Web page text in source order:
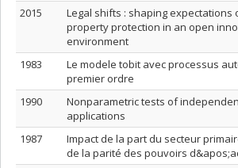
2015
Legal shifts : shaping expectations
property protection in an open
environment
1983
Le modele tobit avec processus
premier ordre
1990
Nonparametric tests of
applications
1987
Impact de la part du secteur
de la parité des pouvoirs